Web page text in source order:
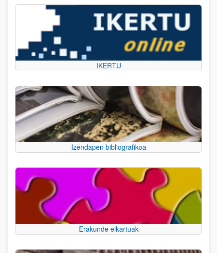
IKERTU
Izendapen bibliografikoa
Erakunde elkartuak